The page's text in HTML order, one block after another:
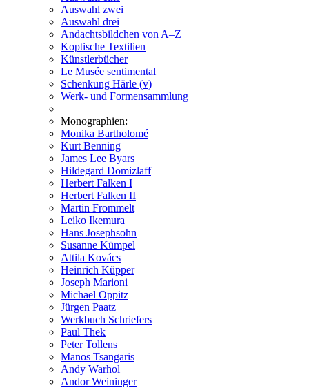
Auswahl zwei
Auswahl drei
Andachtsbildchen von A–Z
Koptische Textilien
Künstlerbücher
Le Musée sentimental
Schenkung Härle (v)
Werk- und Formensammlung
Monographien:
Monika Bartholomé
Kurt Benning
James Lee Byars
Hildegard Domizlaff
Herbert Falken I
Herbert Falken II
Martin Frommelt
Leiko Ikemura
Hans Josephsohn
Susanne Kümpel
Attila Kovács
Heinrich Küpper
Joseph Marioni
Michael Oppitz
Jürgen Paatz
Werkbuch Schriefers
Paul Thek
Peter Tollens
Manos Tsangaris
Andy Warhol
Andor Weininger